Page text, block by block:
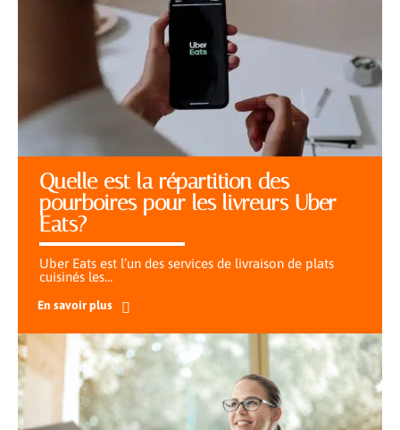
Quelle est la répartition des
pourboires pour les livreurs Uber
Eats?
Uber Eats est l’un des services de livraison de plats
cuisinés les…
En savoir plus